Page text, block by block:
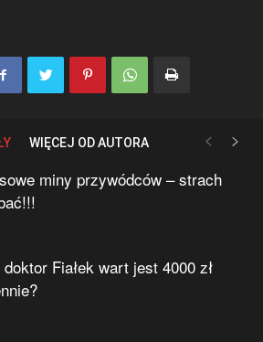
WIĘCEJ OD AUTORA
miny przywódców – strach
Fiałek wart jest 4000 zł